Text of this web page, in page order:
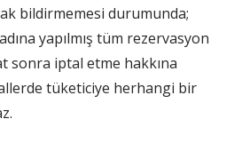
bildirmemesi durumunda;
yapılmış tüm rezervasyon
sonra iptal etme hakkına
tüketiciye herhangi bir